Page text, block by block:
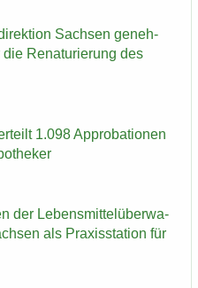
Sach­sen ge­neh­
Re­na­tu­rie­rung des
1.098 Ap­pro­ba­tio­nen
der Le­bens­mit­tel­über­wa­
als Pra­xis­sta­ti­on für